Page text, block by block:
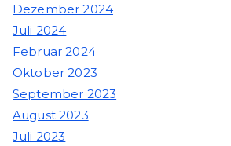
Dezember 2024
Juli 2024
Februar 2024
Oktober 2023
September 2023
August 2023
Juli 2023